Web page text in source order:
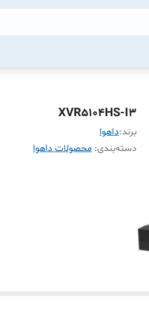
XVR5104HS-I3
برند:داهوا
دسته‌بندی: محصولات داهوا